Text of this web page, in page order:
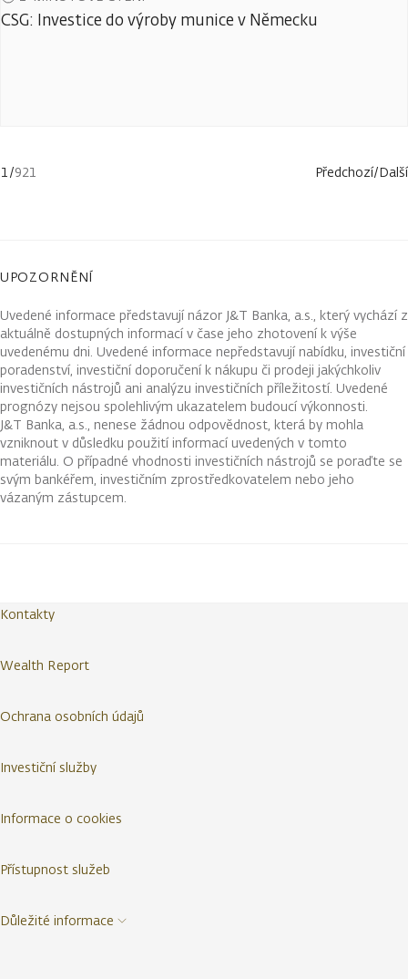
CSG: Investice do výroby munice v Německu
1/921 Předchozí/Další
UPOZORNĚNÍ
Uvedené informace představují názor J&T Banka, a.s., který vychází z
aktuálně dostupných informací v čase jeho zhotovení k výše
uvedenému dni. Uvedené informace nepředstavují nabídku, investiční
poradenství, investiční doporučení k nákupu či prodeji jakýchkoliv
investičních nástrojů ani analýzu investičních příležitostí. Uvedené
prognózy nejsou spolehlivým ukazatelem budoucí výkonnosti.
J&T Banka, a.s., nenese žádnou odpovědnost, která by mohla
vzniknout v důsledku použití informací uvedených v tomto
materiálu. O případné vhodnosti investičních nástrojů se poraďte se
svým bankéřem, investičním zprostředkovatelem nebo jeho
vázaným zástupcem.
Kontakty
Wealth Report
Ochrana osobních údajů
Investiční služby
Informace o cookies
Přístupnost služeb
Důležité informace